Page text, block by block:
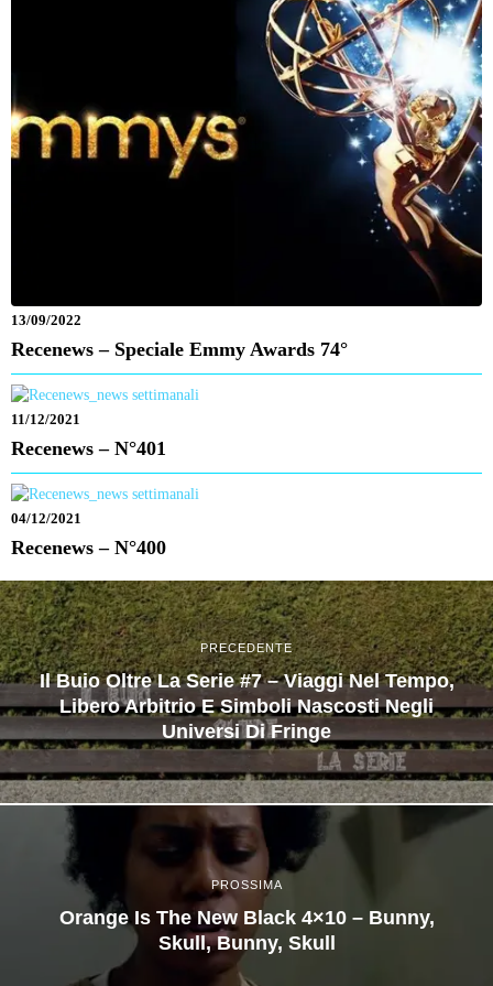
13/09/2022
Recenews – Speciale Emmy Awards 74°
11/12/2021
Recenews – N°401
04/12/2021
Recenews – N°400
PRECEDENTE
Il Buio Oltre La Serie #7 – Viaggi Nel Tempo,
Libero Arbitrio E Simboli Nascosti Negli
Universi Di Fringe
PROSSIMA
Orange Is The New Black 4×10 – Bunny,
Skull, Bunny, Skull